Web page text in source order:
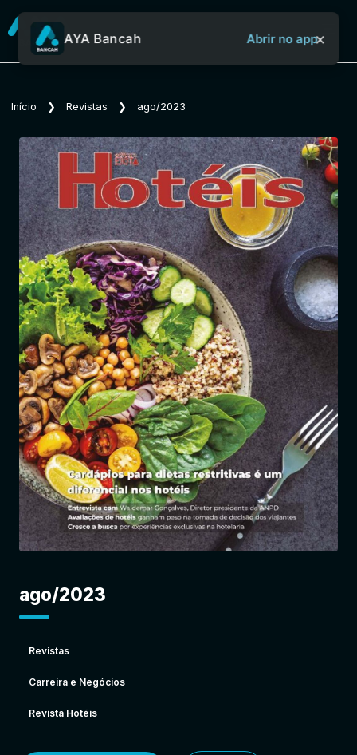
Sobre o Aya Bancah
Início
Revistas
Jornais
Notícias
Entrar
AYA Bancah Abrir no app×
Início ❯ Revistas ❯ ago/2023
ago/2023
Revistas
Carreira e Negócios
Revista Hotéis